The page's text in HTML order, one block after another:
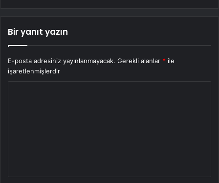
Bir yanıt yazın
E-posta adresiniz yayınlanmayacak. Gerekli alanlar * ile
işaretlenmişlerdir